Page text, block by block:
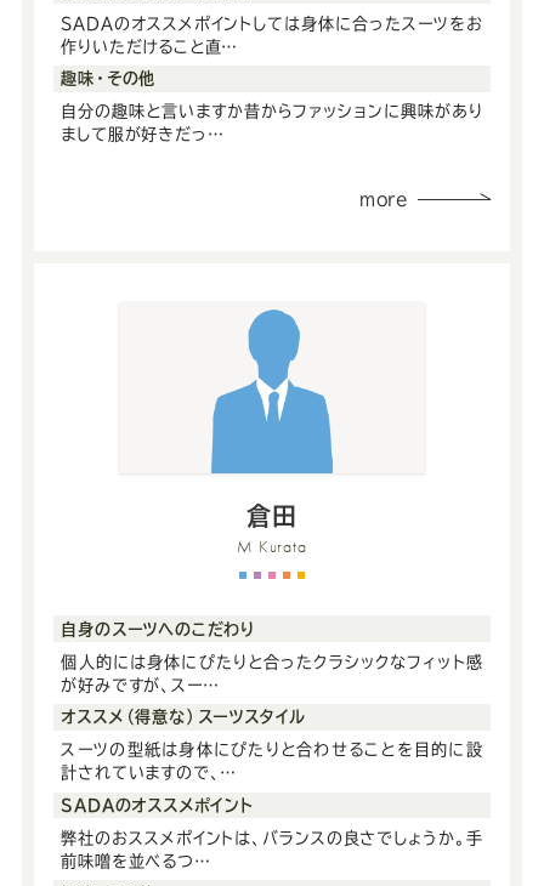
Youtube
Facebook
Twitter
Instagram
LINE
SADAのオススメポイントしては身体に合ったスーツをお
作りいただけること直…
趣味・その他
自分の趣味と言いますか昔からファッションに興味があり
まして服が好きだっ…
more
倉田
M Kurata
自身のスーツへのこだわり
個人的には身体にぴたりと合ったクラシックなフィット感
が好みですが、スー…
オススメ（得意な）スーツスタイル
スーツの型紙は身体にぴたりと合わせることを目的に設
計されていますので、…
SADAのオススメポイント
弊社のおススメポイントは、バランスの良さでしょうか。手
前味噌を並べるつ…